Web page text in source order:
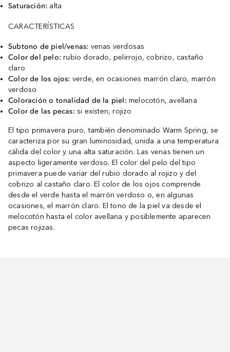
Saturación: alta
CARACTERÍSTICAS
Subtono de piel/venas: venas verdosas
Color del pelo: rubio dorado, pelirrojo, cobrizo, castaño
claro
Color de los ojos: verde, en ocasiones marrón claro, marrón
verdoso
Coloración o tonalidad de la piel: melocotón, avellana
Color de las pecas: si existen, rojizo
El tipo primavera puro, también denominado Warm Spring, se
caracteriza por su gran luminosidad, unida a una temperatura
cálida del color y una alta saturación. Las venas tienen un
aspecto ligeramente verdoso. El color del pelo del tipo
primavera puede variar del rubio dorado al rojizo y del
cobrizo al castaño claro. El color de los ojos comprende
desde el verde hasta el marrón verdoso o, en algunas
ocasiones, el marrón claro. El tono de la piel va desde el
melocotón hasta el color avellana y posiblemente aparecen
pecas rojizas.